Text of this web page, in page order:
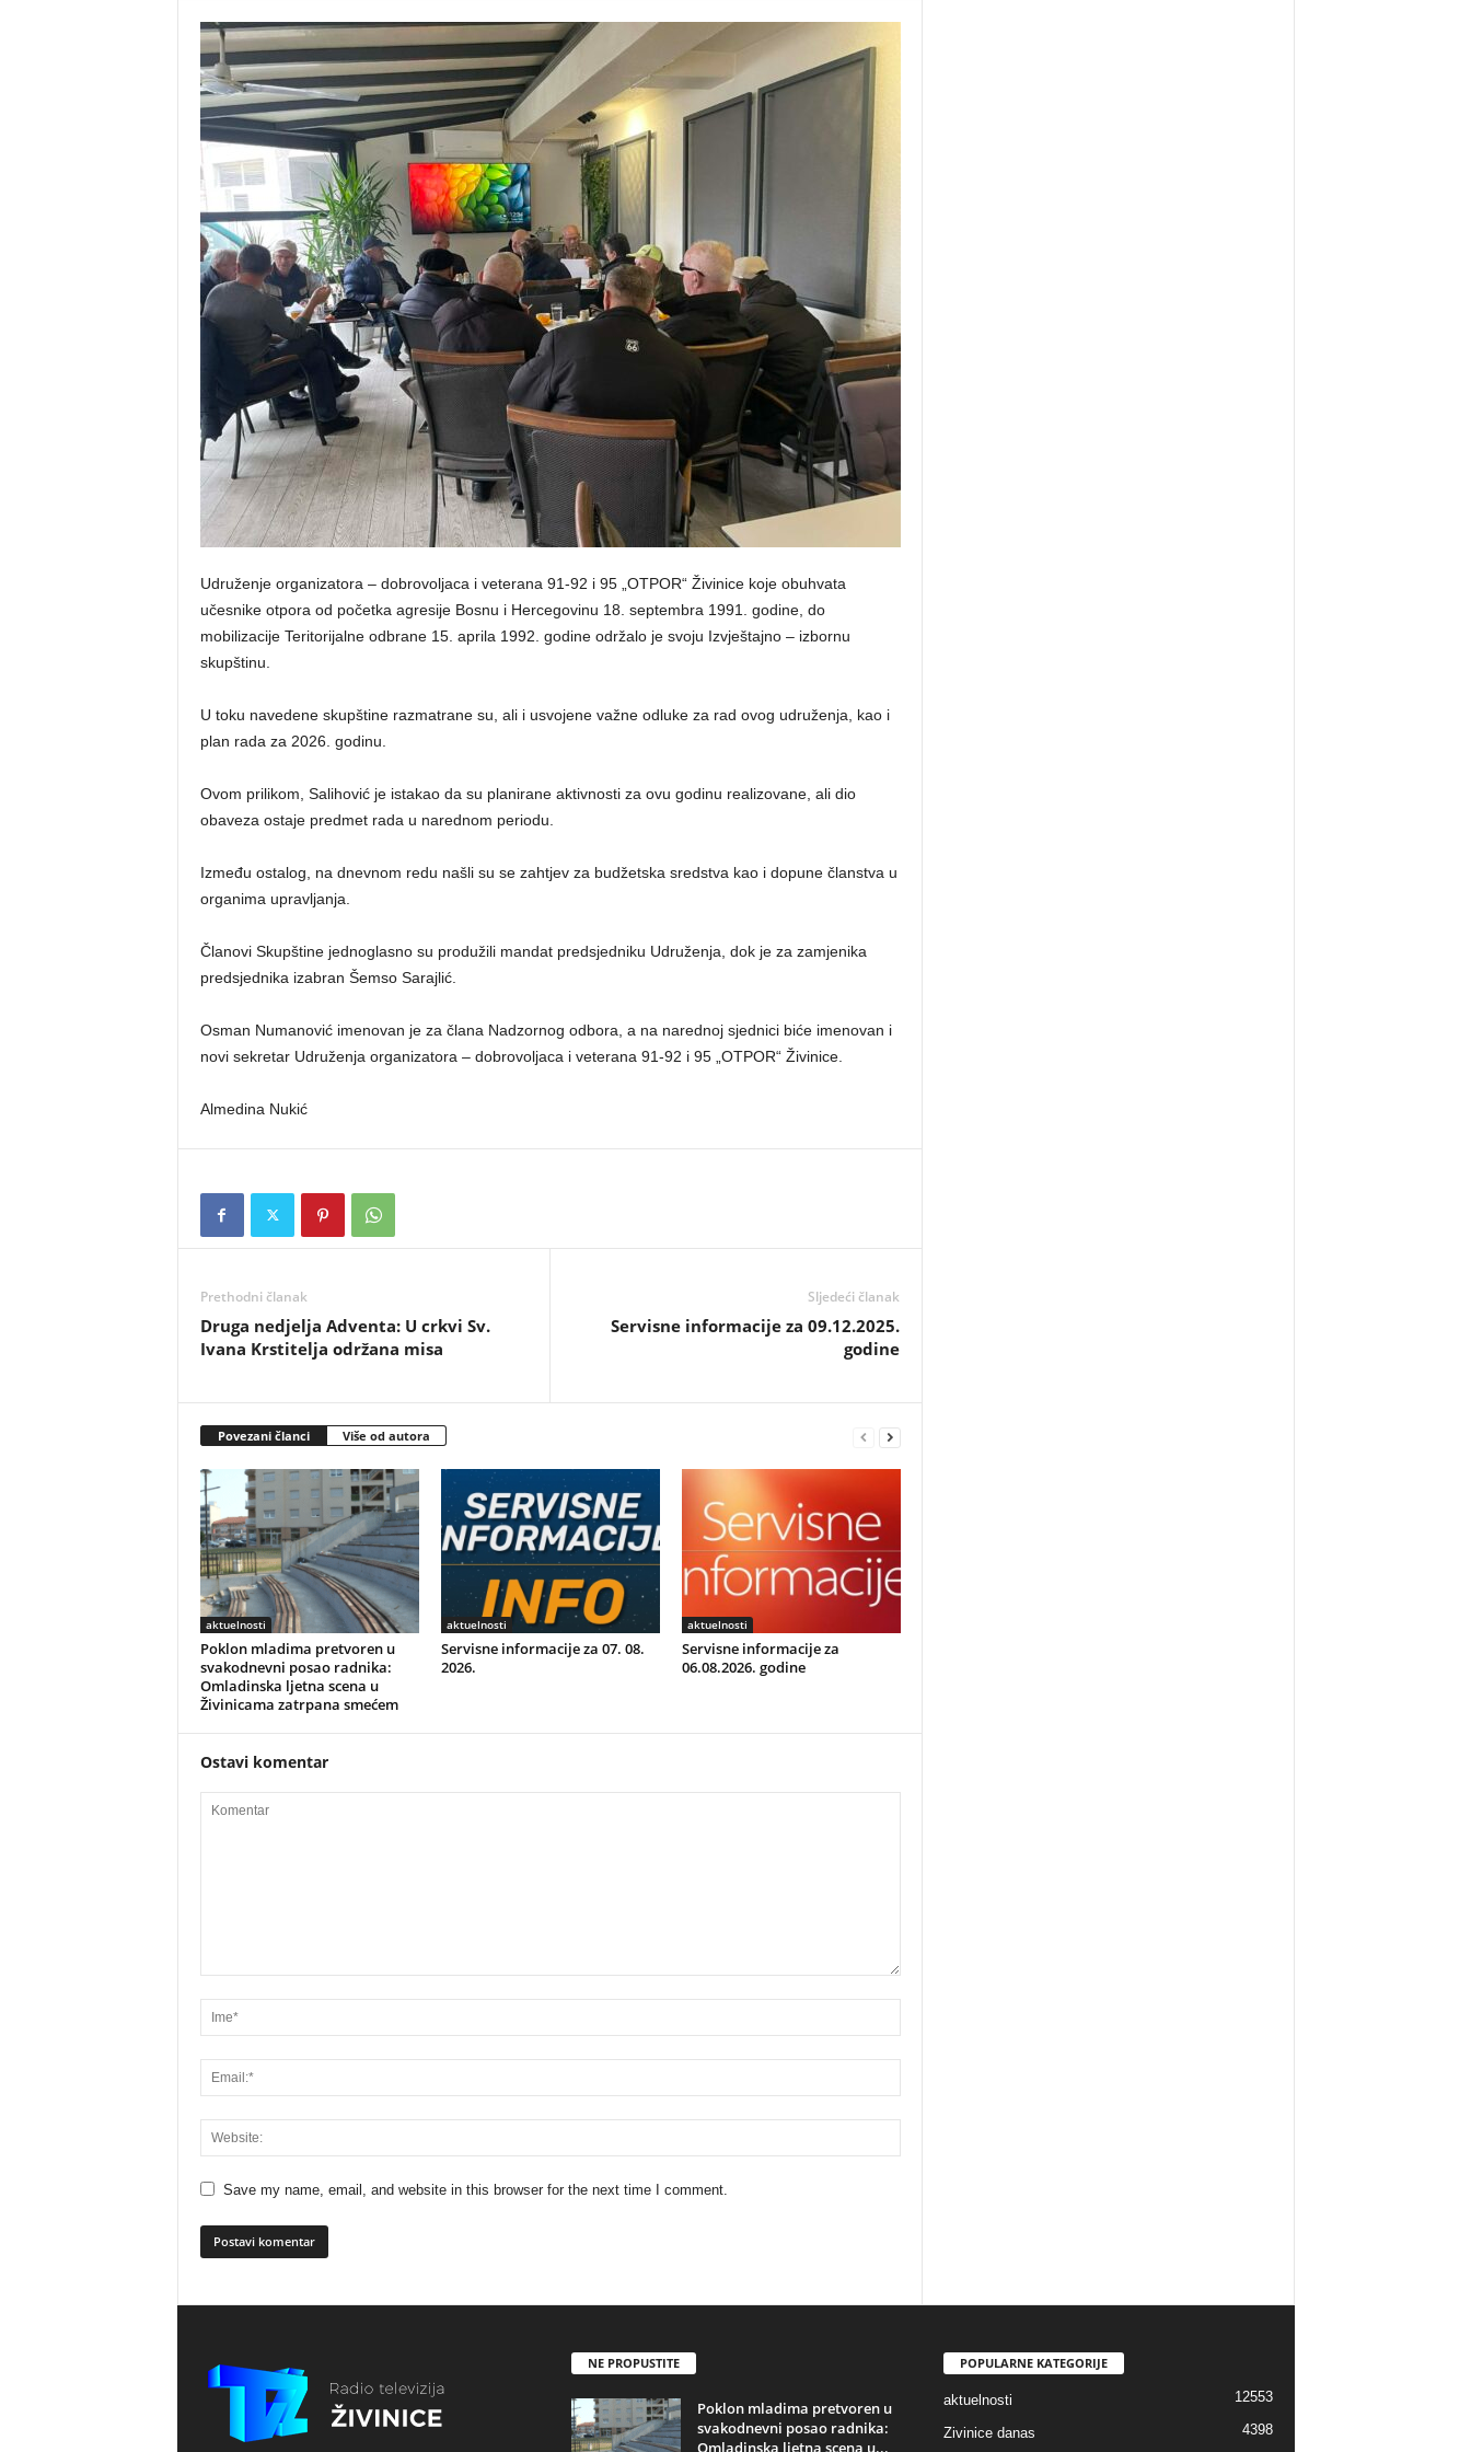
Udruženje organizatora – dobrovoljaca i veterana 91-92 i 95 „OTPOR“ Živinice koje obuhvata
učesnike otpora od početka agresije Bosnu i Hercegovinu 18. septembra 1991. godine, do
mobilizacije Teritorijalne odbrane 15. aprila 1992. godine održalo je svoju Izvještajno – izbornu
skupštinu.
U toku navedene skupštine razmatrane su, ali i usvojene važne odluke za rad ovog udruženja, kao i
plan rada za 2026. godinu.
Ovom prilikom, Salihović je istakao da su planirane aktivnosti za ovu godinu realizovane, ali dio
obaveza ostaje predmet rada u narednom periodu.
Između ostalog, na dnevnom redu našli su se zahtjev za budžetska sredstva kao i dopune članstva u
organima upravljanja.
Članovi Skupštine jednoglasno su produžili mandat predsjedniku Udruženja, dok je za zamjenika
predsjednika izabran Šemso Sarajlić.
Osman Numanović imenovan je za člana Nadzornog odbora, a na narednoj sjednici biće imenovan i
novi sekretar Udruženja organizatora – dobrovoljaca i veterana 91-92 i 95 „OTPOR“ Živinice.
Almedina Nukić
Prethodni članak
Druga nedjelja Adventa: U crkvi Sv.
Ivana Krstitelja održana misa
Sljedeći članak
Servisne informacije za 09.12.2025.
godine
Povezani članci Više od autora
aktuelnosti
Poklon mladima pretvoren u
svakodnevni posao radnika:
Omladinska ljetna scena u
Živinicama zatrpana smećem
aktuelnosti
Servisne informacije za 07. 08.
2026.
aktuelnosti
Servisne informacije za
06.08.2026. godine
Ostavi komentar
Save my name, email, and website in this browser for the next time I comment.
NE PROPUSTITE
Poklon mladima pretvoren u
svakodnevni posao radnika:
Omladinska ljetna scena u...
POPULARNE KATEGORIJE
aktuelnosti 12553
Zivinice danas 4398